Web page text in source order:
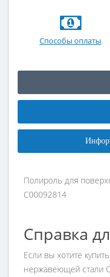
Способы оплаты
Полироль для
C00092814
Справка
Если вы хотите
нержавеющей стали